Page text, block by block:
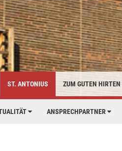
ST. ANTONIUS ZUM GUTEN HIRTEN
ANSPRECHPARTNER